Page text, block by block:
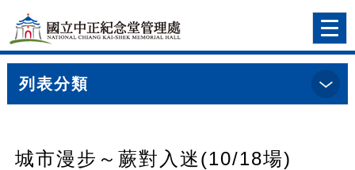
跳到主要內容
網站導覽
前往首頁
列表分類
::: 首頁> 導覽預約明細
城市漫步～蕨對入迷(10/18場)